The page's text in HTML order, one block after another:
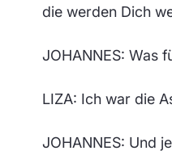
die werden Dich
JOHANNES: Was
LIZA: Ich war die
JOHANNES: Und